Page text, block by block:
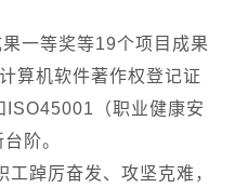
一等奖等19个项目成果
算机软件著作权登记证
ISO45001（职业健康安
阶。
踔厉奋发、攻坚克难，